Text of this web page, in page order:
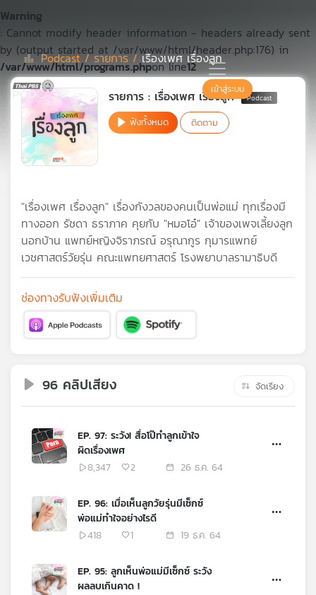
Podcast
เพล
เพล
สต์
ของ
คุณ
เพลง
บทความ
กิจกรรม
เกี่ยว
เข้าสู่ระบบ
Warning
: Cannot modify header information - headers already sent
by (output started at /var/www/html/header.php:176) in
/var/www/html/programs.phpon line12
Podcast /รายการ /เรื่องเพศ เรื่องลูก
รายการ : เรื่องเพศ เรื่องลูก
ฟังทั้งหมด ติดตาม
"เรื่องเพศ เรื่องลูก" เรื่องกังวลของคนเป็นพ่อแม่ ทุกเรื่องมี
ทางออก รัชดา ธราภาค คุยกับ "หมอโอ๋" เจ้าของเพจเลี้ยงลูก
นอกบ้าน แพทย์หญิงจิราภรณ์ อรุณากูร กุมารแพทย์
เวชศาสตร์วัยรุ่น คณะแพทยศาสตร์ โรงพยาบาลรามาธิบดี
ช่องทางรับฟังเพิ่มเติม
96 คลิปเสียง จัดเรียง
EP. 97: ระวัง! สื่อโป๊ทำลูกเข้าใจ
ผิดเรื่องเพศ
8,347
2 26 ธ.ค. 64
EP. 96: เมื่อเห็นลูกวัยรุ่นมีเซ็กซ์
พ่อแม่ทำใจอย่างไรดี
418
1 19 ธ.ค. 64
EP. 95: ลูกเห็นพ่อแม่มีเซ็กซ์ ระวัง
ผลลบเกินคาด !